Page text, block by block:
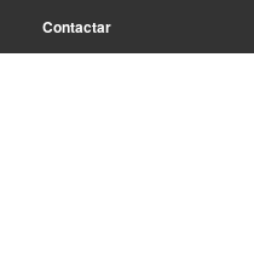
Contactar